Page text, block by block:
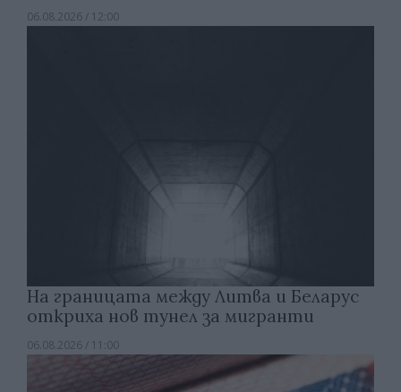
06.08.2026 / 12:00
На границата между Литва и Беларус
откриха нов тунел за мигранти
06.08.2026 / 11:00